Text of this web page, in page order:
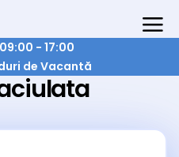
- 17:00
de Vacantă